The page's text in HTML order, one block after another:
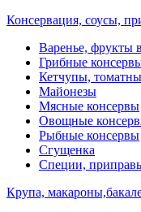
Консервация, соусы,
Варенье, фрукты
Грибные
Кетчупы,
Майонезы
Мясные консервы
Овощные
Рыбные консервы
Сгущенка
Специи,
Крупа,